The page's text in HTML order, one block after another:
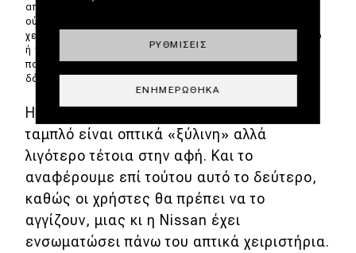
από τα χειριστήρια απτικής ανάδρασης που δεν είναι
ούτε πραγματικά κουμπιά ούτε πραγματικά ψηφιακά
χειριστήρια. Και σε ξενίζει που ελέγχεις τον κλιματισμό
ή τη λειτουργία του e-pedal (κεντρική κονσόλα),
πατώντας πάνω στο «ξύλο» που σου αποκρίνεται με
δόνηση.
Η απομίμηση ξύλου που διασχίζει το
ταμπλό είναι οπτικά «ξύλινη» αλλά
λιγότερο τέτοια στην αφή. Και το
αναφέρουμε επί τούτου αυτό το δεύτερο,
καθώς οι χρήστες θα πρέπει να το
αγγίζουν, μιας κι η Nissan έχει
ενσωματώσει πάνω του απτικά χειριστήρια.
ΡΥΘΜΊΣΕΙΣ
ΕΝΗΜΕΡΏΘΗΚΑ